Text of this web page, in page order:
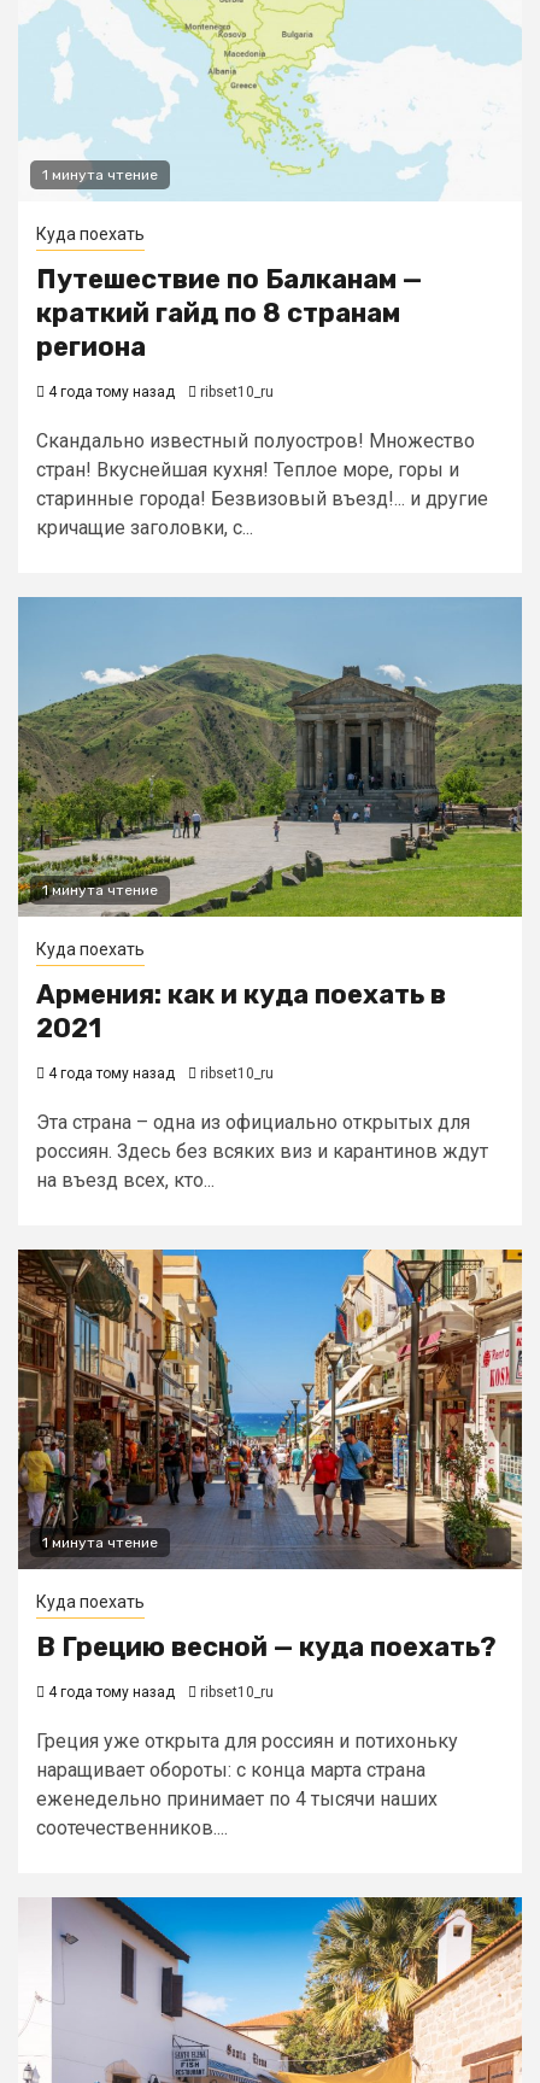
1 минута чтение
Куда поехать
Путешествие по Балканам —
краткий гайд по 8 странам
региона
4 года тому назад ribset10_ru
Скандально известный полуостров! Множество
стран! Вкуснейшая кухня! Теплое море, горы и
старинные города! Безвизовый въезд!... и другие
кричащие заголовки, с...
1 минута чтение
Куда поехать
Армения: как и куда поехать в
2021
4 года тому назад ribset10_ru
Эта страна – одна из официально открытых для
россиян. Здесь без всяких виз и карантинов ждут
на въезд всех, кто...
1 минута чтение
Куда поехать
В Грецию весной — куда поехать?
4 года тому назад ribset10_ru
Греция уже открыта для россиян и потихоньку
наращивает обороты: с конца марта страна
еженедельно принимает по 4 тысячи наших
соотечественников....